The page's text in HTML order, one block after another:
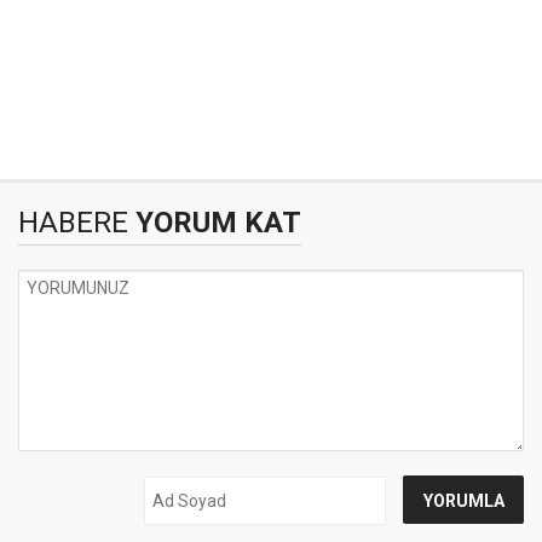
HABERE YORUM KAT